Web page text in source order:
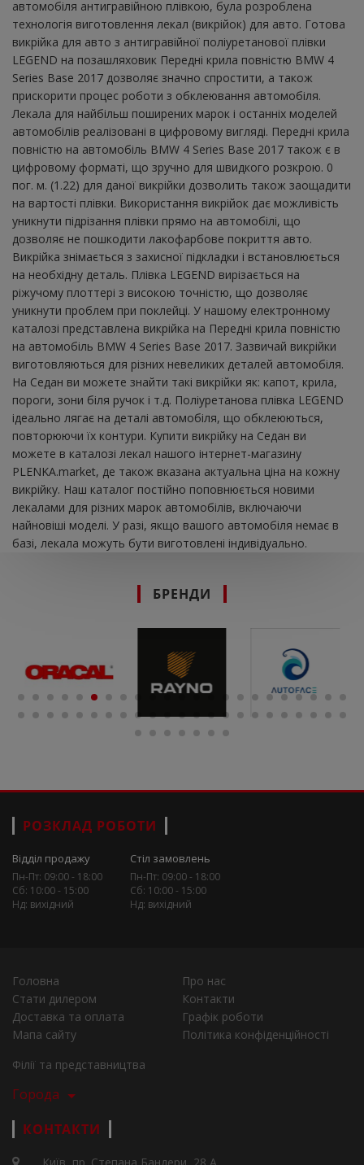
автомобіля антигравійною плівкою, була розроблена
технологія виготовлення лекал (викрійок) для авто. Готова
викрійка для авто з антигравійної поліуретанової плівки
LEGEND на позашляховик Передні крила повністю BMW 4
Series Base 2017 дозволяє значно спростити, а також
прискорити процес роботи з обклеювання автомобіля.
Лекала для найбільш поширених марок і останніх моделей
автомобілів реалізовані в цифровому вигляді. Передні крила
повністю на автомобіль BMW 4 Series Base 2017 також є в
цифровому форматі, що зручно для швидкого розкрою. 0
пог. м. (1.22) для даної викрійки дозволить також заощадити
на вартості плівки. Використання викрійок дає можливість
уникнути підрізання плівки прямо на автомобілі, що
дозволяє не пошкодити лакофарбове покриття авто.
Викрійка знімається з захисної підкладки і встановлюється
на необхідну деталь. Плівка LEGEND вирізається на
ріжучому плоттері з високою точністю, що дозволяє
уникнути проблем при поклейці. У нашому електронному
каталозі представлена ​​викрійка на Передні крила повністю
на автомобіль BMW 4 Series Base 2017. Зазвичай викрійки
виготовляються для різних невеликих деталей автомобіля.
На Седан ви можете знайти такі викрійки як: капот, крила,
пороги, зони біля ручок і т.д. Поліуретанова плівка LEGEND
ідеально лягає на деталі автомобіля, що обклеюються,
повторюючи їх контури. Купити викрійку на Седан ви
можете в каталозі лекал нашого інтернет-магазину
PLENKA.market, де також вказана актуальна ціна на кожну
викрійку. Наш каталог постійно поповнюється новими
лекалами для різних марок автомобілів, включаючи
найновіші моделі. У разі, якщо вашого автомобіля немає в
базі, лекала можуть бути виготовлені індивідуально.
БРЕНДИ
РОЗКЛАД РОБОТИ
Відділ продажу
Пн-Пт: 09:00 - 18:00
Сб: 10:00 - 15:00
Нд: вихідний
Стіл замовлень
Пн-Пт: 09:00 - 18:00
Сб: 10:00 - 15:00
Нд: вихідний
Головна
Про нас
Стати дилером
Контакти
Доставка та оплата
Графік роботи
Мапа сайту
Політика конфіденційності
Філії та представництва
Города
КОНТАКТИ